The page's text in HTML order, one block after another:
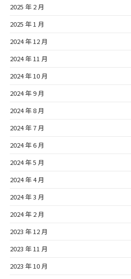
2025 年 2 月
2025 年 1 月
2024 年 12 月
2024 年 11 月
2024 年 10 月
2024 年 9 月
2024 年 8 月
2024 年 7 月
2024 年 6 月
2024 年 5 月
2024 年 4 月
2024 年 3 月
2024 年 2 月
2023 年 12 月
2023 年 11 月
2023 年 10 月